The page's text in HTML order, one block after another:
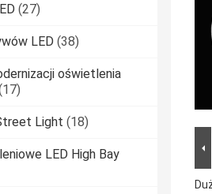
(27)
LED (38)
oświetlenia
Light (18)
LED High Bay